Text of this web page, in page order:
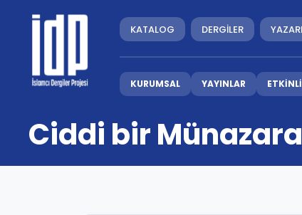
KATALOG DERGİLER
KURUMSAL YAYINLAR
Ciddi bir